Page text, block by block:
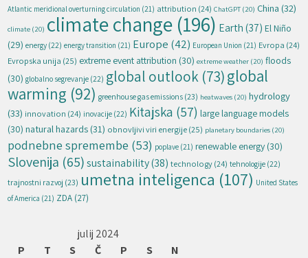
Atlantic meridional overturning circulation (21) attribution (24) ChatGPT (20) China (32)
climate (20) climate change (196) Earth (37) El Niño
(29) energy (22) energy transition (21) Europe (42) European Union (21) Evropa (24)
Evropska unija (25) extreme event attribution (30) extreme weather (20) floods
(30) globalno segrevanje (22) global outlook (73)global
warming (92) greenhouse gas emissions (23) heatwaves (20) hydrology
(33) innovation (24) inovacije (22) Kitajska (57) large language models
(30) natural hazards (31) obnovljivi viri energije(25) planetary boundaries (20)
podnebne spremembe (53) poplave (21) renewable energy (30)
Slovenija (65) sustainability(38) technology(24) tehnologije (22)
trajnostni razvoj (23) umetna inteligenca (107) United States
of America (21) ZDA (27)
julij 2024
P
T S Č P S
N